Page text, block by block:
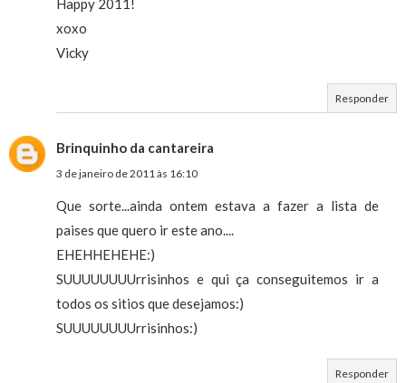
Happy 2011!
xoxo
Vicky
Responder
Brinquinho da cantareira
3 de janeiro de 2011 às 16:10
Que sorte...ainda ontem estava a fazer a lista de
paises que quero ir este ano....
EHEHHEHEHE:)
SUUUUUUUUrrisinhos e qui ça conseguitemos ir a
todos os sitios que desejamos:)
SUUUUUUUUrrisinhos:)
Responder